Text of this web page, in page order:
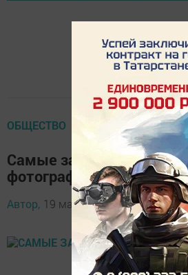
ОБЩЕСТВО
Самые забавные
фотографии
Автор, 19 марта 2017 - 17:54